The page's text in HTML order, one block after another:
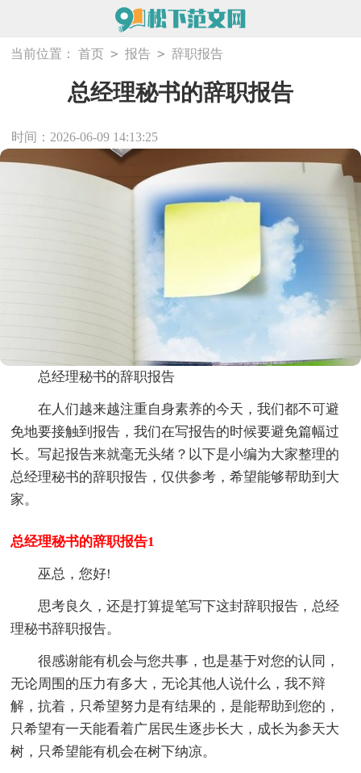
当前位置： 首页 > 报告 > 辞职报告
总经理秘书的辞职报告
时间：2026-06-09 14:13:25
总经理秘书的辞职报告
在人们越来越注重自身素养的今天，我们都不可避
免地要接触到报告，我们在写报告的时候要避免篇幅过
长。写起报告来就毫无头绪？以下是小编为大家整理的
总经理秘书的辞职报告，仅供参考，希望能够帮助到大
家。
总经理秘书的辞职报告1
巫总，您好!
思考良久，还是打算提笔写下这封辞职报告，总经
理秘书辞职报告。
很感谢能有机会与您共事，也是基于对您的认同，
无论周围的压力有多大，无论其他人说什么，我不辩
解，抗着，只希望努力是有结果的，是能帮助到您的，
只希望有一天能看着广居民生逐步长大，成长为参天大
树，只希望能有机会在树下纳凉。